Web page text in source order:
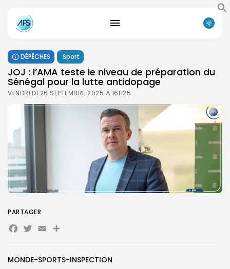
Search
for:
DÉPÊCHES Sport
JOJ : l’AMA teste le niveau de préparation du
Sénégal pour la lutte antidopage
VENDREDI 26 SEPTEMBRE 2025 À 16H25
MONDE-SPORTS-INSPECTION
PARTAGER
Facebook
Twitter
EmailPartager